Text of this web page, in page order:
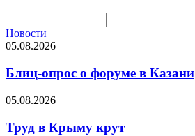
Новости
05.08.2026
Блиц-опрос о форуме в Казани
05.08.2026
Труд в Крыму крут